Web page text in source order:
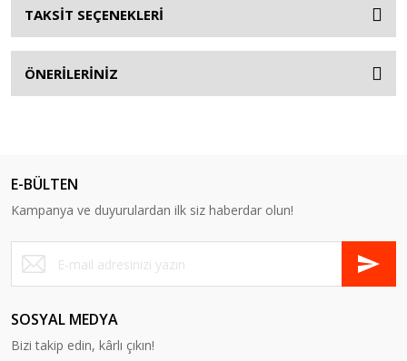
TAKSİT SEÇENEKLERİ
ÖNERİLERİNİZ
E-BÜLTEN
Kampanya ve duyurulardan ilk siz haberdar olun!
SOSYAL MEDYA
Bizi takip edin, kârlı çıkın!